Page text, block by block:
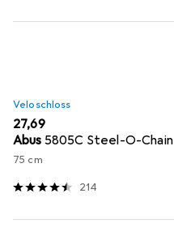
Veloschloss
EUR
27,69
Abus 5805C Steel-O-Chain
75 cm
214